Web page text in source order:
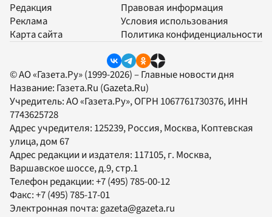
Редакция
Реклама
Карта сайта
Правовая информация
Условия использования
Политика конфиденциальности
© АО «Газета.Ру» (1999-2026) – Главные новости дня
Название: Газета.Ru (Gazeta.Ru)
Учредитель:АО «Газета.Ру», ОГРН 1067761730376, ИНН
7743625728
Адрес учредителя: 125239, Россия, Москва, Коптевская
улица, дом 67
Адрес редакции и издателя: 117105, г. Москва,
Варшавское шоссе, д.9, стр.1
Телефон редакции:+7 (495) 785-00-12
Факс:+7 (495) 785-17-01
Электронная почта:gazeta@gazeta.ru